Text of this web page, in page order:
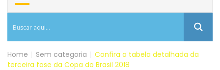
Home Sem categoria
Confira a tabela detalhada da
terceira fase da Copa do Brasil 2018